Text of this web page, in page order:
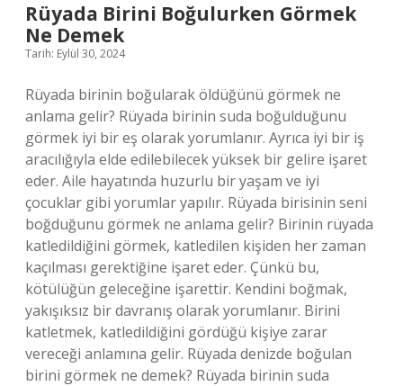
Rüyada Birini Boğulurken Görmek
Ne Demek
Tarih: Eylül 30, 2024
Rüyada birinin boğularak öldüğünü görmek ne
anlama gelir? Rüyada birinin suda boğulduğunu
görmek iyi bir eş olarak yorumlanır. Ayrıca iyi bir iş
aracılığıyla elde edilebilecek yüksek bir gelire işaret
eder. Aile hayatında huzurlu bir yaşam ve iyi
çocuklar gibi yorumlar yapılır. Rüyada birisinin seni
boğduğunu görmek ne anlama gelir? Birinin rüyada
katledildiğini görmek, katledilen kişiden her zaman
kaçılması gerektiğine işaret eder. Çünkü bu,
kötülüğün geleceğine işarettir. Kendini boğmak,
yakışıksız bir davranış olarak yorumlanır. Birini
katletmek, katledildiğini gördüğü kişiye zarar
vereceği anlamına gelir. Rüyada denizde boğulan
birini görmek ne demek? Rüyada birinin suda